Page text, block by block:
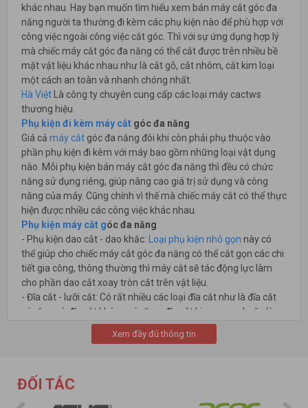
khác nhau. Hay bạn muốn tìm hiểu xem bán máy cắt góc đa
năng người ta thường đi kèm các phụ kiện nào để phù hợp với
công việc ngoài công việc cắt góc. Thì với sự ứng dụng hợp lý
mà chiếc máy cắt góc đa năng có thể cắt được trên nhiều bề
mặt vật liệu khác nhau như là cắt gỗ, cắt nhôm, cắt kim loại
một cách an toàn và nhanh chóng nhất.
Hà Việt Là công ty chuyên cung cấp các loại máy cactws
thương hiệu.
Phụ kiện đi kèm máy cắt góc đa năng
Giá cả máy cắt góc đa năng đôi khi còn phải phụ thuộc vào
phần phụ kiện đi kèm với máy bao gồm những loại vật dụng
nào. Mỗi phụ kiện bán máy cắt góc đa năng thì đều có chức
năng sử dụng riêng, giúp nâng cao giá trị sử dụng và công
năng của máy. Cũng chính vì thế mà chiếc máy cắt có thể thực
hiện được nhiều các công việc khác nhau.
Phụ kiện máy cắt góc đa năng
- Phụ kiện dao cắt - dao khắc: Loại phụ kiện nhỏ gọn này có
thể giúp cho chiếc máy cắt góc đa năng có thể cắt gọn các chi
tiết gia công, thông thường thì máy cắt sẽ tác động lực làm
cho phần dao cắt xoay tròn cắt trên vật liệu.
- Đĩa cắt - lưỡi cắt: Có rất nhiều các loại đĩa cắt như là đĩa cắt
có răng và đĩa cắt không có răng, đĩa cắt kim cương hoặc là
lưỡi cắt bằng carbon phủ kim cương...tùy vào mục đích và vật
liệu cần cắt mà chúng ta nên sử dụng đĩa cắt sao cho phù
Xem đầy đủ thông tin
ĐỐI TÁC